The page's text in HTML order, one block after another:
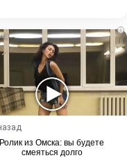
i
Ролик из Омска: вы будете
смеяться долго